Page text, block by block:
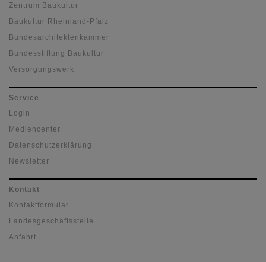
Zentrum Baukultur
Baukultur Rheinland-Pfalz
Bundesarchitektenkammer
Bundesstiftung Baukultur
Versorgungswerk
Service
Login
Mediencenter
Datenschutzerklärung
Newsletter
Kontakt
Kontaktformular
Landesgeschäftsstelle
Anfahrt